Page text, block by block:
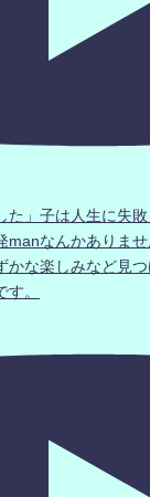
た」子は人生に失
manなんかありませ
かな楽しみなど見
。